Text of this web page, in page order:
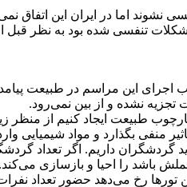
اما در ایران این اتفاق
تنفسی شده بود به نظر قبل
این مراسم در طبیعت
تجزیه نشده و از بین نمی‌رود.
طبیعت ایجاد کنیم از منظر
منفی بگذارد و مواد شیمیایی
داریم. اگر تعداد
را احیا و بازسازی می‌کند.
تورها رخ می‌دهد حضور تعداد